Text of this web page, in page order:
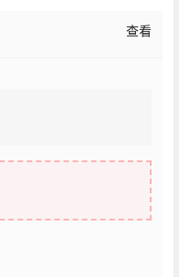
查看